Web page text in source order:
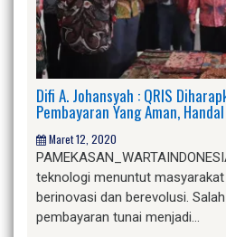
Difi A. Johansyah : QRIS
Pembayaran Yang Aman,
Maret 12, 2020
teknologi menuntut
berinovasi dan berevolusi.
pembayaran tunai menjadi…